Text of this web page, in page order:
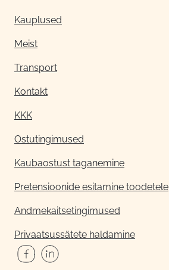
Kauplused
Meist
Transport
Kontakt
KKK
Ostutingimused
Kaubaostust taganemine
Pretensioonide esitamine toodetele
Andmekaitsetingimused
Privaatsussätete haldamine